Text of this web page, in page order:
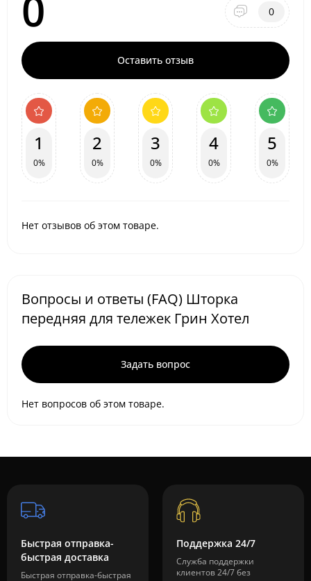
0
Оставить отзыв
1
0%
2
0%
3
0%
4
0%
5
0%
Нет отзывов об этом товаре.
Вопросы и ответы (FAQ) Шторка
передняя для тележек Грин Хотел
Задать вопрос
Нет вопросов об этом товаре.
Быстрая отправка-
быстрая доставка
Быстрая отправка-быстрая
Поддержка 24/7
Служба поддержки
клиентов 24/7 без